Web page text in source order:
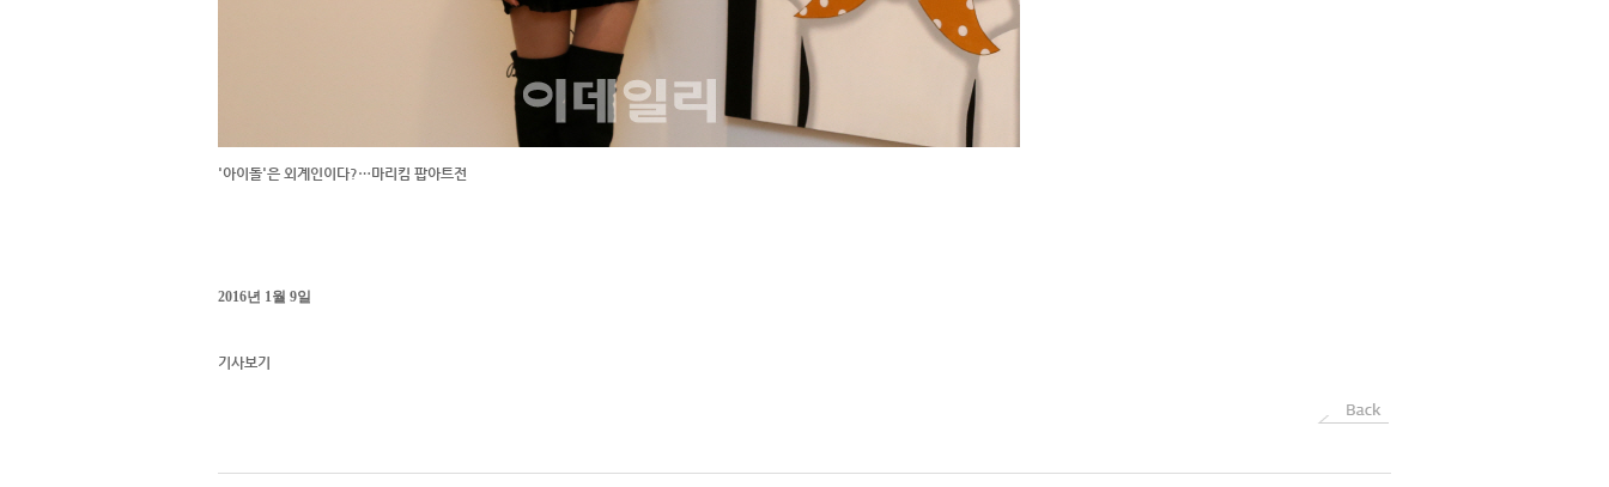
'아이돌'은 외계인이다?…마리킴 팝아트전
2016년 1월 9일
기사보기